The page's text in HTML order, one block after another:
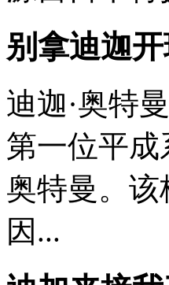
别拿迪迦
迪迦·奥特
第一位平
奥特曼。
因...